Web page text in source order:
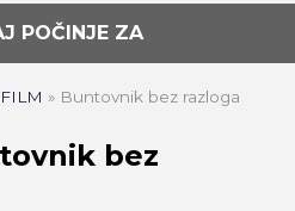
POČINJE ZA
» Buntovnik bez razloga
bez